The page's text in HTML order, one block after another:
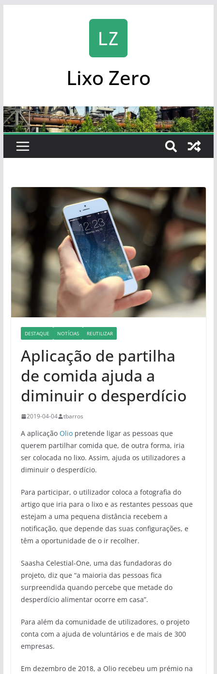
Lixo Zero
DESTAQUE NOTÍCIAS REUTILIZAR
Aplicação de partilha
de comida ajuda a
diminuir o desperdício
2019-04-04 tbarros
A aplicação Oliopretende ligar as pessoas que
querem partilhar comida que, de outra forma, iria
ser colocada no lixo. Assim, ajuda os utilizadores a
diminuir o desperdício.
Para participar, o utilizador coloca a fotografia do
artigo que iria para o lixo e as restantes pessoas que
estejam a uma pequena distância recebem a
notificação, que depende das suas configurações, e
têm a oportunidade de o ir recolher.
Saasha Celestial-One, uma das fundadoras do
projeto, diz que “a maioria das pessoas fica
surpreendida quando percebe que metade do
desperdício alimentar ocorre em casa”.
Para além da comunidade de utilizadores, o projeto
conta com a ajuda de voluntários e de mais de 300
empresas.
Em dezembro de 2018, a Olio recebeu um prémio na